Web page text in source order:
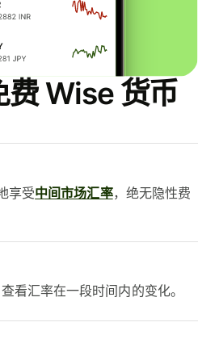
费 Wise 货币
享受中间市场汇率，绝无隐性费
看汇率在一段时间内的变化。